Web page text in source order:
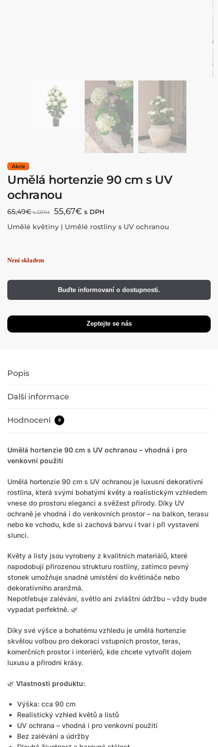
Umělá hortenzie 90 cm s UV
ochranou
65,49€ s DPH 55,67€ s DPH
Umělé květiny | Umělé rostliny s UV ochranou
Buďte informovaní o dostupnosti.
Popis
Další informace
Hodnocení 0
Umělá hortenzie 90 cm s UV ochranou – vhodná i pro
venkovní použití
Umělá hortenzie 90 cm s UV ochranou je luxusní dekorativní
rostlina, která svými bohatými květy a realistickým vzhledem
vnese do prostoru eleganci a svěžest přírody. Díky UV
ochraně je vhodná i do venkovních prostor – na balkon, terasu
nebo ke vchodu, kde si zachová barvu i tvar i při vystavení
slunci.
Květy a listy jsou vyrobeny z kvalitních materiálů, které
napodobují přirozenou strukturu rostliny, zatímco pevný
stonek umožňuje snadné umístění do květináče nebo
dekorativního aranžmá.
Nepotřebuje zalévání, světlo ani zvláštní údržbu – vždy bude
vypadat perfektně. 🌿
Díky své výšce a bohatému vzhledu je umělá hortenzie
skvělou volbou pro dekoraci vstupních prostor, teras,
komerčních prostor i interiérů, kde chcete vytvořit dojem
luxusu a přírodní krásy.
🌿 Vlastnosti produktu:
Výška: cca 90 cm
Realistický vzhled květů a listů
UV ochrana – vhodná i pro venkovní použití
Bez zalévání a údržby